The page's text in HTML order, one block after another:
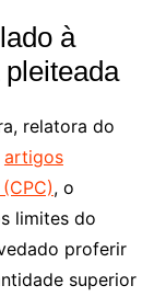
à
relatora do
artigos
, o
limites do
proferir
superior